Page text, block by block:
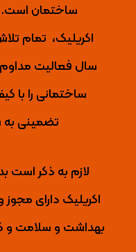
ساختمان است.
اکریلیک، تمام
سال فعالیت
ساختمانی را با
تضمینی به
لازم به ذکر است
اکریلیک دارای مجوز
بهداشت و سلامت و